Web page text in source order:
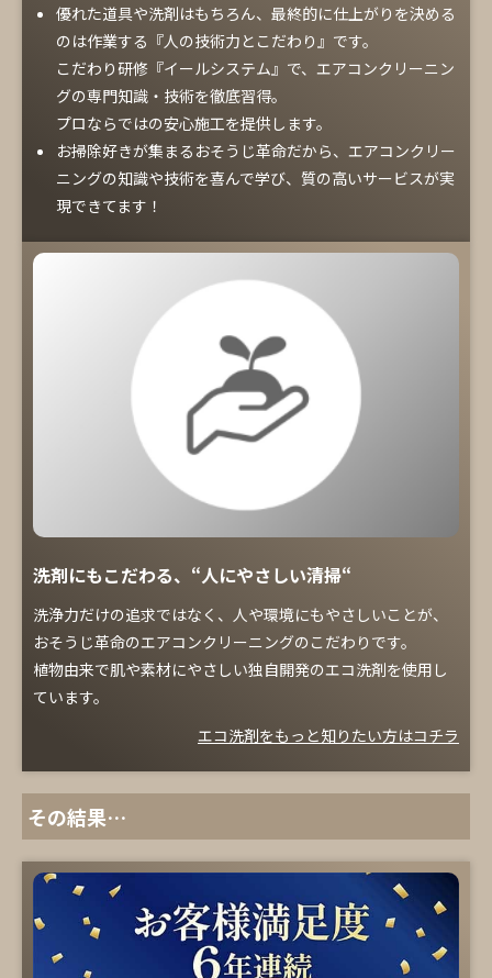
優れた道具や洗剤はもちろん、最終的に仕上がりを決める
のは作業する『人の技術力とこだわり』です。
こだわり研修『イールシステム』で、エアコンクリーニン
グの専門知識・技術を徹底習得。
プロならではの安心施工を提供します。
お掃除好きが集まるおそうじ革命だから、エアコンクリー
ニングの知識や技術を喜んで学び、質の高いサービスが実
現できてます！
洗剤にもこだわる、“人にやさしい清掃“
洗浄力だけの追求ではなく、人や環境にもやさしいことが、
おそうじ革命のエアコンクリーニングのこだわりです。
植物由来で肌や素材にやさしい独自開発のエコ洗剤を使用し
ています。
エコ洗剤をもっと知りたい方はコチラ
その結果…